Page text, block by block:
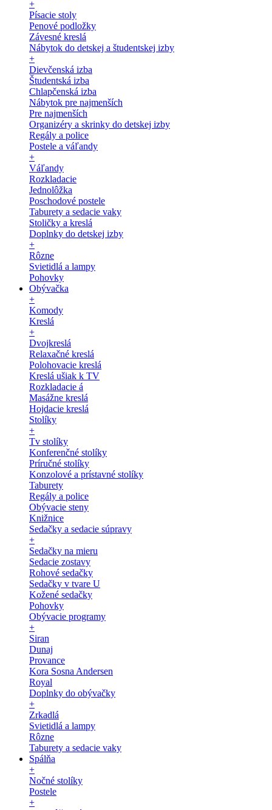
+
Písacie stoly
Penové podložky
Závesné kreslá
Nábytok do detskej a študentskej izby
+
Dievčenská izba
Študentská izba
Chlapčenská izba
Nábytok pre najmenších
Pre najmenších
Organizéry a skrinky do detskej izby
Regály a police
Postele a váľandy
+
Váľandy
Rozkladacie
Jednolôžka
Poschodové postele
Taburety a sedacie vaky
Stoličky a kreslá
Doplnky do detskej izby
+
Rôzne
Svietidlá a lampy
Pohovky
Obývačka
+
Komody
Kreslá
+
Dvojkreslá
Relaxačné kreslá
Polohovacie kreslá
Kreslá ušiak k TV
Rozkladacie á
Masážne kreslá
Hojdacie kreslá
Stolíky
+
Tv stolíky
Konferenčné stolíky
Príručné stolíky
Konzolové a prístavné stolíky
Taburety
Regály a police
Obývacie steny
Knižnice
Sedačky a sedacie súpravy
+
Sedačky na mieru
Sedacie zostavy
Rohové sedačky
Sedačky v tvare U
Kožené sedačky
Pohovky
Obývacie programy
+
Siran
Dunaj
Provance
Kora Sosna Andersen
Royal
Doplnky do obývačky
+
Zrkadlá
Svietidlá a lampy
Rôzne
Taburety a sedacie vaky
Spálňa
+
Nočné stolíky
Postele
+